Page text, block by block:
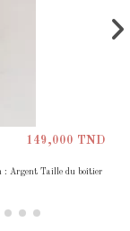
149,000 TND
: Argent Taille du boîtier